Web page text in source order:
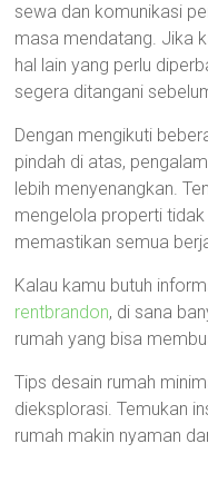
sewa dan komunikasi
masa mendatang. Jika
hal lain yang perlu
segera ditangani
Dengan mengikuti
pindah di atas,
lebih menyenangkan.
mengelola properti
memastikan semua
Kalau kamu butuh
rentbrandon, di sana
rumah yang bisa
Tips desain rumah
dieksplorasi. Temukan
rumah makin nyaman